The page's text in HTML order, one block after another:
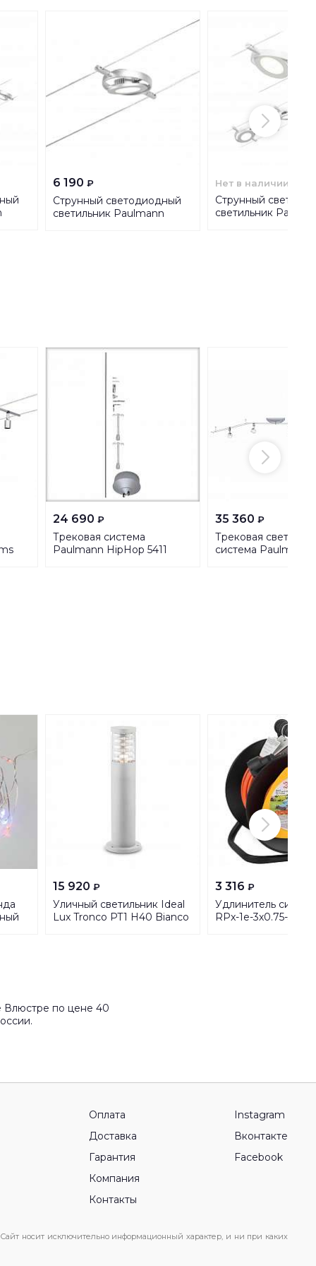
6 190 ₽
Струнный светодиодный
светильник Paulmann
Нет в наличии
Струнный
светильник
24 690 ₽
Трековая система
Paulmann HipHop 5411
35 360 ₽
Трековая
система Paulmann
15 920 ₽
Уличный светильник Ideal
Lux Tronco PT1 H40 Bianco
3 316 ₽
Удлинитель
RPx-1e-3х0.75-30m
Влюстре по цене 40
Оплата
Доставка
Гарантия
Компания
Контакты
Instagram
Вконтакте
Facebook
носит исключительно информационный характер, и ни при каких